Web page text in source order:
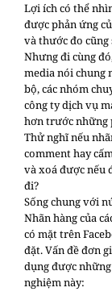
Lợi ích có thể
được phản ứng
và thước đo
Nhưng đi cùng
media nói chung
bộ, các nhóm
công ty dịch vụ
hơn trước những
Thử nghĩ nếu
comment hay
và xoá được nếu
đi?
Sống chung với
Nhãn hàng của
có mặt trên
đặt. Vấn đề đơn
dụng được
nghiệm này: